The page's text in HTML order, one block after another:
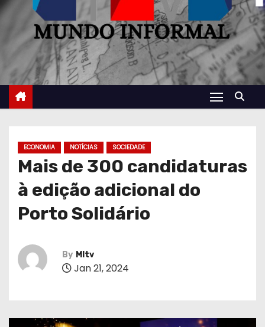
ECONOMIA NOTÍCIAS SOCIEDADE
Mais de 300 candidaturas
à edição adicional do
Porto Solidário
By MItv
Jan 21, 2024